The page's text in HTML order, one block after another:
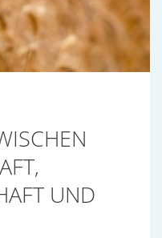
UND